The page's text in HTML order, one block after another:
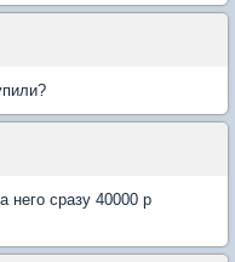
него сразу 40000 р